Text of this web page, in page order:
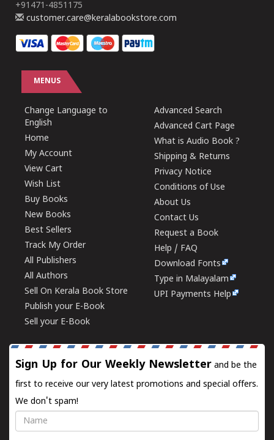
+91471-4851175
customer.care@keralabookstore.com
MENUS
Change Language to
English
Home
My Account
View Cart
Wish List
Buy Books
New Books
Best Sellers
Track My Order
All Publishers
All Authors
Sell On Kerala Book Store
Publish your E-Book
Sell your E-Book
Advanced Search
Advanced Cart Page
What is Audio Book ?
Shipping & Returns
Privacy Notice
Conditions of Use
About Us
Contact Us
Request a Book
Help / FAQ
Download Fonts
Type in Malayalam
UPI Payments Help
Sign Up for Our Weekly Newsletter and be the
first to receive our very latest promotions and special offers.
We don't spam!
Name